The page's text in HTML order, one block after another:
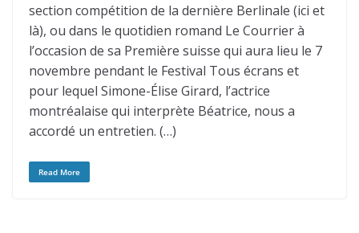
section compétition de la dernière Berlinale (ici et
là), ou dans le quotidien romand Le Courrier à
l’occasion de sa Première suisse qui aura lieu le 7
novembre pendant le Festival Tous écrans et
pour lequel Simone-Élise Girard, l’actrice
montréalaise qui interprète Béatrice, nous a
accordé un entretien. (…)
Read More